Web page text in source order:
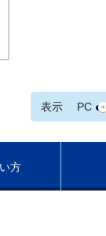
表示 PC
方